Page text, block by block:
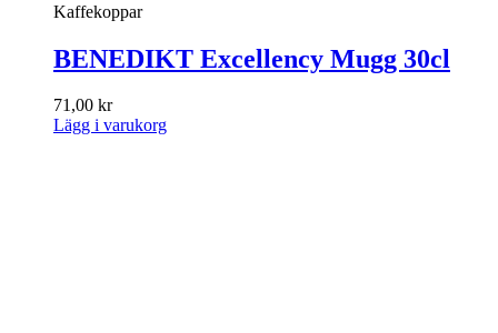
Kaffekoppar
BENEDIKT Excellency Mugg 30cl
71,00 kr
Lägg i varukorg